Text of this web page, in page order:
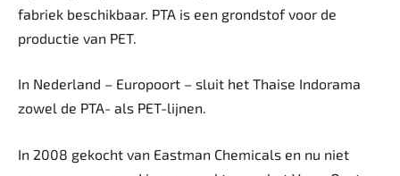
fabriek beschikbaar. PTA is een grondstof voor de
productie van PET.
In Nederland – Europoort – sluit het Thaise Indorama
zowel de PTA- als PET-lijnen.
In 2008 gekocht van Eastman Chemicals en nu niet